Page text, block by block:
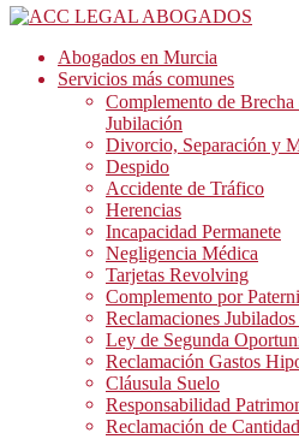
Abogados en Murcia
Servicios más comunes
Complemento de
Jubilación
Divorcio, Separación y
Despido
Accidente de Tráfico
Herencias
Incapacidad Permanete
Negligencia Médica
Tarjetas Revolving
Complemento por
Reclamaciones
Ley de Segunda
Reclamación Gastos
Cláusula Suelo
Responsabilidad
Reclamación de